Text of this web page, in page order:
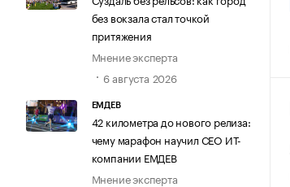
без вокзала стал точкой
притяжения
Мнение эксперта
6 августа 2026
ЕМДЕВ
42 километра до нового релиза:
чему марафон научил СЕО ИТ-
компании ЕМДЕВ
Мнение эксперта